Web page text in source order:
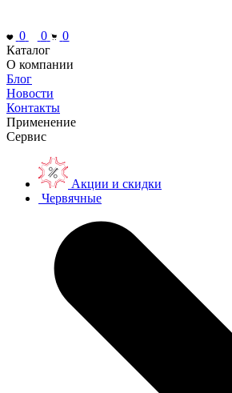
0 0
0
Каталог
О компании
Блог
Новости
Контакты
Применение
Сервис
Акции и скидки
Червячные